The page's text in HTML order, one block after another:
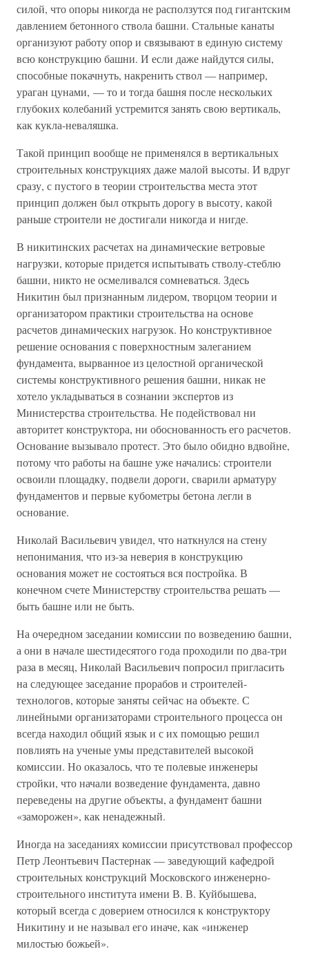
силой, что опоры никогда не расползутся под гигантским
давлением бетонного ствола башни. Стальные канаты
организуют работу опор и связывают в единую систему
всю конструкцию башни. И если даже найдутся силы,
способные покачнуть, накренить ствол — например,
ураган цунами, — то и тогда башня после нескольких
глубоких колебаний устремится занять свою вертикаль,
как кукла-неваляшка.
Такой принцип вообще не применялся в вертикальных
строительных конструкциях даже малой высоты. И вдруг
сразу, с пустого в теории строительства места этот
принцип должен был открыть дорогу в высоту, какой
раньше строители не достигали никогда и нигде.
В никитинских расчетах на динамические ветровые
нагрузки, которые придется испытывать стволу-стеблю
башни, никто не осмеливался сомневаться. Здесь
Никитин был признанным лидером, творцом теории и
организатором практики строительства на основе
расчетов динамических нагрузок. Но конструктивное
решение основания с поверхностным залеганием
фундамента, вырванное из целостной органической
системы конструктивного решения башни, никак не
хотело укладываться в сознании экспертов из
Министерства строительства. Не подействовал ни
авторитет конструктора, ни обоснованность его расчетов.
Основание вызывало протест. Это было обидно вдвойне,
потому что работы на башне уже начались: строители
освоили площадку, подвели дороги, сварили арматуру
фундаментов и первые кубометры бетона легли в
основание.
Николай Васильевич увидел, что наткнулся на стену
непонимания, что из-за неверия в конструкцию
основания может не состояться вся постройка. В
конечном счете Министерству строительства решать —
быть башне или не быть.
На очередном заседании комиссии по возведению башни,
а они в начале шестидесятого года проходили по два-три
раза в месяц, Николай Васильевич попросил пригласить
на следующее заседание прорабов и строителей-
технологов, которые заняты сейчас на объекте. С
линейными организаторами строительного процесса он
всегда находил общий язык и с их помощью решил
повлиять на ученые умы представителей высокой
комиссии. Но оказалось, что те полевые инженеры
стройки, что начали возведение фундамента, давно
переведены на другие объекты, а фундамент башни
«заморожен», как ненадежный.
Иногда на заседаниях комиссии присутствовал профессор
Петр Леонтьевич Пастернак — заведующий кафедрой
строительных конструкций Московского инженерно-
строительного института имени В. В. Куйбышева,
который всегда с доверием относился к конструктору
Никитину и не называл его иначе, как «инженер
милостью божьей».